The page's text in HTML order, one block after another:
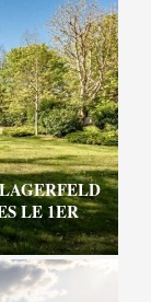
LE 1ER